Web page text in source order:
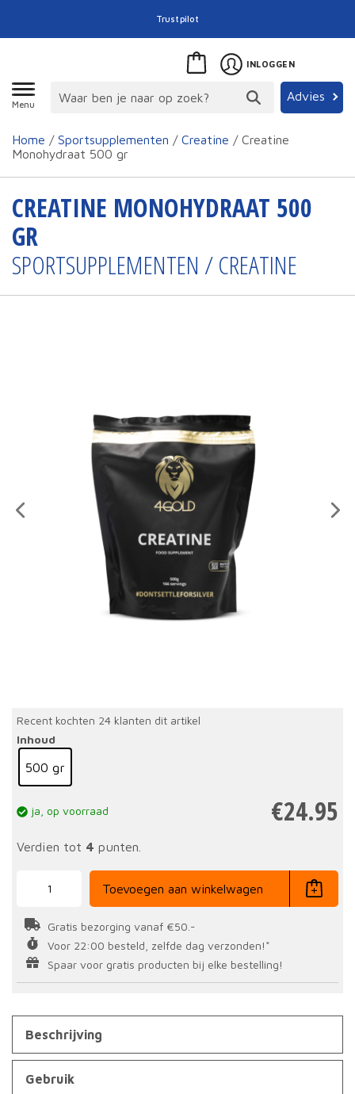
Trustpilot
Menu
Advies
INLOGGEN
Home / Sportsupplementen / Creatine / Creatine
Monohydraat 500 gr
CREATINE MONOHYDRAAT 500
GR
SPORTSUPPLEMENTEN / CREATINE
Recent kochten 24 klanten dit artikel
Inhoud
500 gr
ja, op voorraad €24.95
Verdien tot 4 punten.
Monohydraat
aantal
Toevoegen aan winkelwagen
Gratis bezorging vanaf €50.-
Voor 22:00 besteld, zelfde dag verzonden!*
Spaar voor gratis producten bij elke bestelling!
Beschrijving
Gebruik